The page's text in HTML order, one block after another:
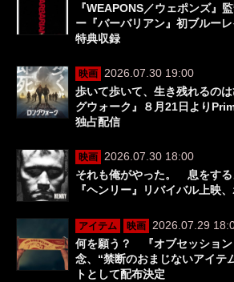
『WEAPONS／ウェポンズ』
ー『バーバリアン』初ブルー
特典収録
映画
2026.07.30 19:00
歩いて歩いて、生き残れるの
グウォーク』８月21日より
独占配信
映画
2026.07.30 18:00
それも俺がやった。 息をする
『ヘンリー』リバイバル上映
アイテム 映画
2026.07.29
何を願う？ 『オブセッション
念、“禁断のおまじないアイテ
トとして配布決定